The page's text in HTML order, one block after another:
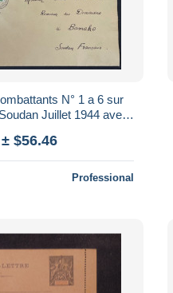
N° 1 a 6 sur
Juillet 1944 avec
± $56.46
Professional